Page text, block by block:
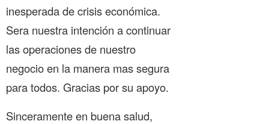
inesperada de crisis económica.
Sera nuestra intención a continuar
las operaciones de nuestro
negocio en la manera mas segura
para todos. Gracias por su apoyo.
Sinceramente en buena salud,